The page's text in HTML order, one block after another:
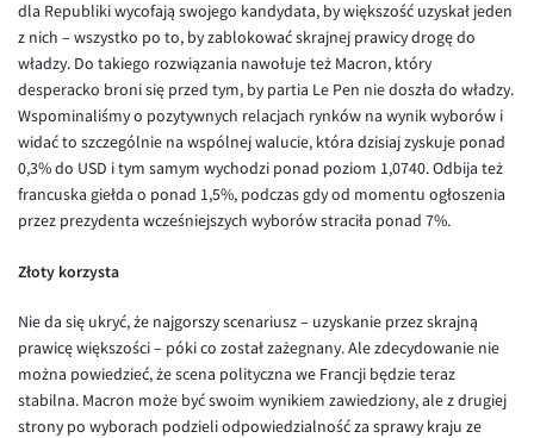
EUR/GBP
EUR/CHF
EUR/CZK
EUR/DKK
EUR/NOK
EUR/SEK
EUR/AUD
EUR/CAD
EUR/CNY
EUR/HKD
dla Republiki wycofają swojego kandydata, by większość uzyskał jeden
z nich – wszystko po to, by zablokować skrajnej prawicy drogę do
władzy. Do takiego rozwiązania nawołuje też Macron, który
desperacko broni się przed tym, by partia Le Pen nie doszła do władzy.
Wspominaliśmy o pozytywnych relacjach rynków na wynik wyborów i
widać to szczególnie na wspólnej walucie, która dzisiaj zyskuje ponad
0,3% do USD i tym samym wychodzi ponad poziom 1,0740. Odbija też
francuska giełda o ponad 1,5%, podczas gdy od momentu ogłoszenia
przez prezydenta wcześniejszych wyborów straciła ponad 7%.
Złoty korzysta
Nie da się ukryć, że najgorszy scenariusz – uzyskanie przez skrajną
prawicę większości – póki co został zażegnany. Ale zdecydowanie nie
można powiedzieć, że scena polityczna we Francji będzie teraz
stabilna. Macron może być swoim wynikiem zawiedziony, ale z drugiej
strony po wyborach podzieli odpowiedzialność za sprawy kraju ze